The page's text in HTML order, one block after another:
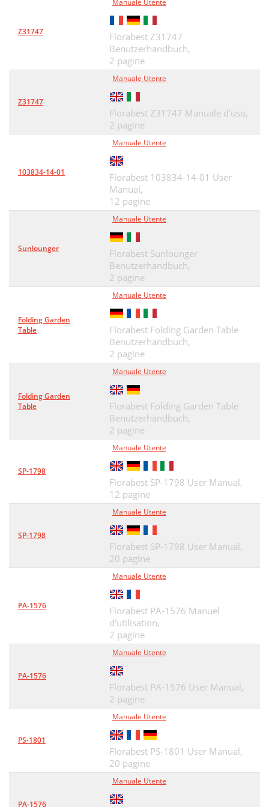
Z31747
Manuale Utente
Florabest Z31747
Benutzerhandbuch,
2 pagine
Z31747
Manuale Utente
Florabest Z31747 Manuale d'uso,
2 pagine
103834-14-01
Manuale Utente
Florabest 103834-14-01 User
Manual,
12 pagine
Sunlounger
Manuale Utente
Florabest Sunlounger
Benutzerhandbuch,
2 pagine
Folding Garden
Table
Manuale Utente
Florabest Folding Garden Table
Benutzerhandbuch,
2 pagine
Folding Garden
Table
Manuale Utente
Florabest Folding Garden Table
Benutzerhandbuch,
2 pagine
SP-1798
Manuale Utente
Florabest SP-1798 User Manual,
12 pagine
SP-1798
Manuale Utente
Florabest SP-1798 User Manual,
20 pagine
PA-1576
Manuale Utente
Florabest PA-1576 Manuel
d'utilisation,
2 pagine
PA-1576
Manuale Utente
Florabest PA-1576 User Manual,
2 pagine
PS-1801
Manuale Utente
Florabest PS-1801 User Manual,
20 pagine
PA-1576
Manuale Utente